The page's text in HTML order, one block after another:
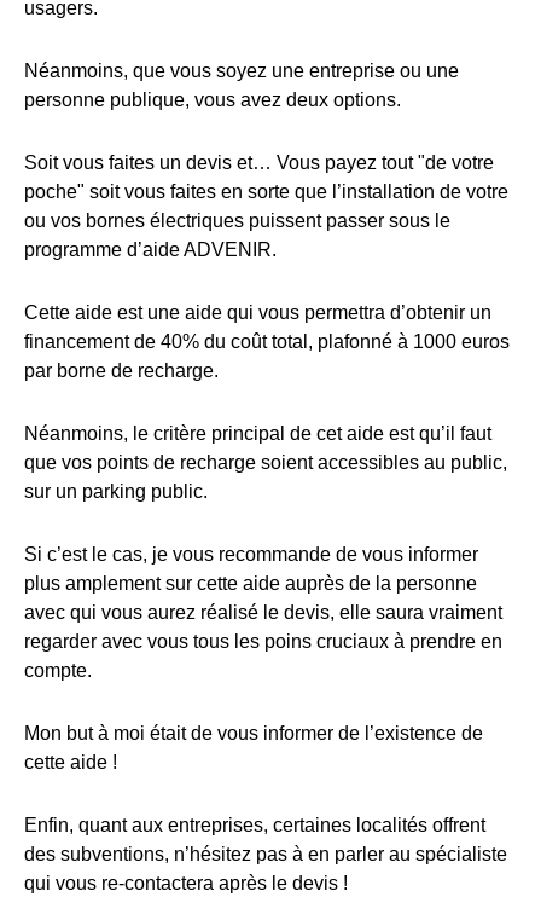
usagers.
Néanmoins, que vous soyez une entreprise ou une
personne publique, vous avez deux options.
Soit vous faites un devis et… Vous payez tout "de votre
poche" soit vous faites en sorte que l’installation de votre
ou vos bornes électriques puissent passer sous le
programme d’aide ADVENIR.
Cette aide est une aide qui vous permettra d’obtenir un
financement de 40% du coût total, plafonné à 1000 euros
par borne de recharge.
Néanmoins, le critère principal de cet aide est qu’il faut
que vos points de recharge soient accessibles au public,
sur un parking public.
Si c’est le cas, je vous recommande de vous informer
plus amplement sur cette aide auprès de la personne
avec qui vous aurez réalisé le devis, elle saura vraiment
regarder avec vous tous les poins cruciaux à prendre en
compte.
Mon but à moi était de vous informer de l’existence de
cette aide !
Enfin, quant aux entreprises, certaines localités offrent
des subventions, n’hésitez pas à en parler au spécialiste
qui vous re-contactera après le devis !